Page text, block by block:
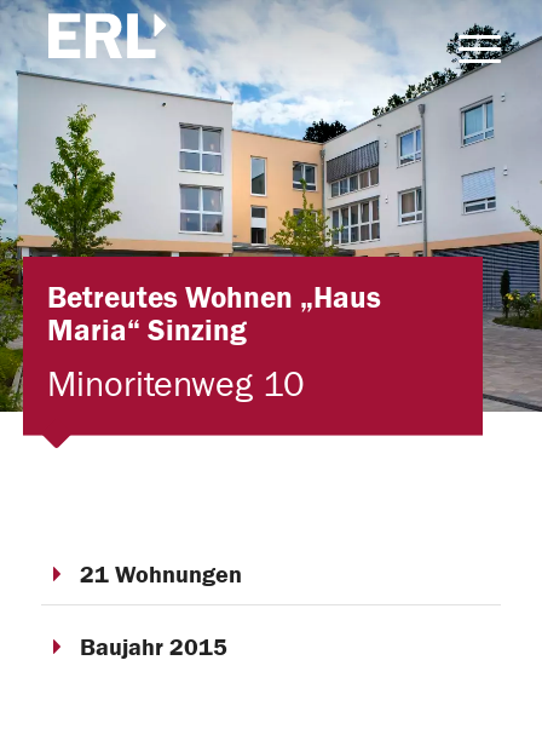
Betreutes Wohnen „Haus
Maria“ Sinzing
Minoritenweg 10
21 Wohnungen
Baujahr 2015